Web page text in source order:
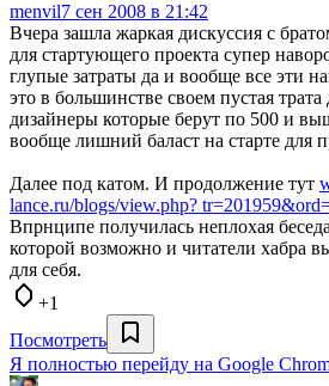
menvil7 сен 2008 в 21:42
Вчера зашла жаркая дискуссия с
для стартующего проекта супер
глупые затраты да и вообще все эти
это в большинстве своем пустая
дизайнеры которые берут по 500 и
вообще лишний баласт на старте для
Далее под катом. И продолжение тут
lance.ru/blogs/view.php?
Впрнципе получилась неплохая
которой возможно и читатели хабра
для себя.
+1
Посмотреть
Я полностью перейду на Google